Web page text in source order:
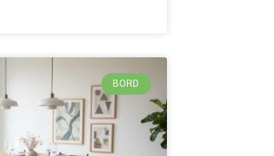
BORD